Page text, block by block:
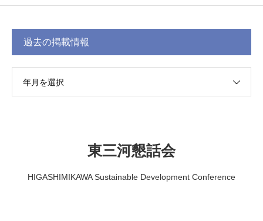
過去の掲載情報
年月を選択
東三河懇話会
HIGASHIMIKAWA Sustainable Development Conference